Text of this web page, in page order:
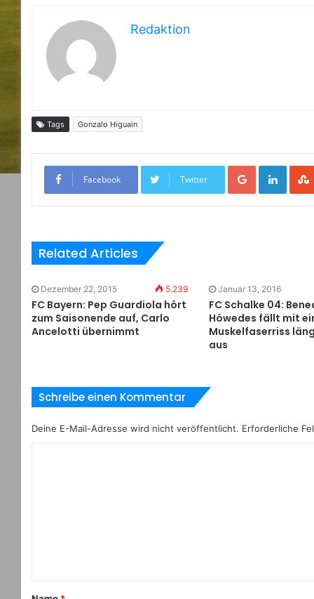
Redaktion
Tags Gonzalo Higuain
Facebook Twitter
Google+ LinkedIn
Related Articles
Dezember 22, 2015 5.239
FC Bayern: Pep Guardiola hört
zum Saisonende auf, Carlo
Ancelotti übernimmt
Januar 13, 2016
FC Schalke 04:
Höwedes fällt mit
Muskelfaserriss
aus
Schreibe einen Kommentar
Deine E-Mail-Adresse wird nicht veröffentlicht. Erforderliche